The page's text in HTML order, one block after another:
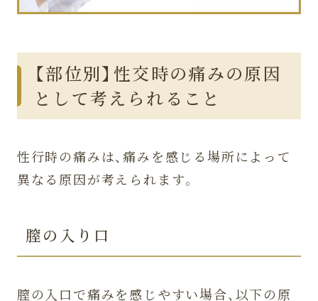
【部位別】性交時の痛みの原因
として考えられること
性行時の痛みは、痛みを感じる場所によって
異なる原因が考えられます。
膣の入り口
膣の入口で痛みを感じやすい場合、以下の原